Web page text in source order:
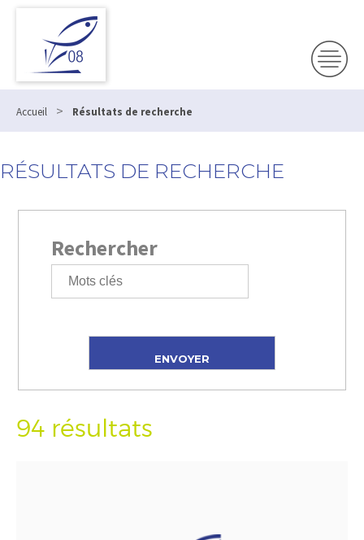
Accueil > Résultats de recherche
RÉSULTATS DE RECHERCHE
Rechercher
94 résultats